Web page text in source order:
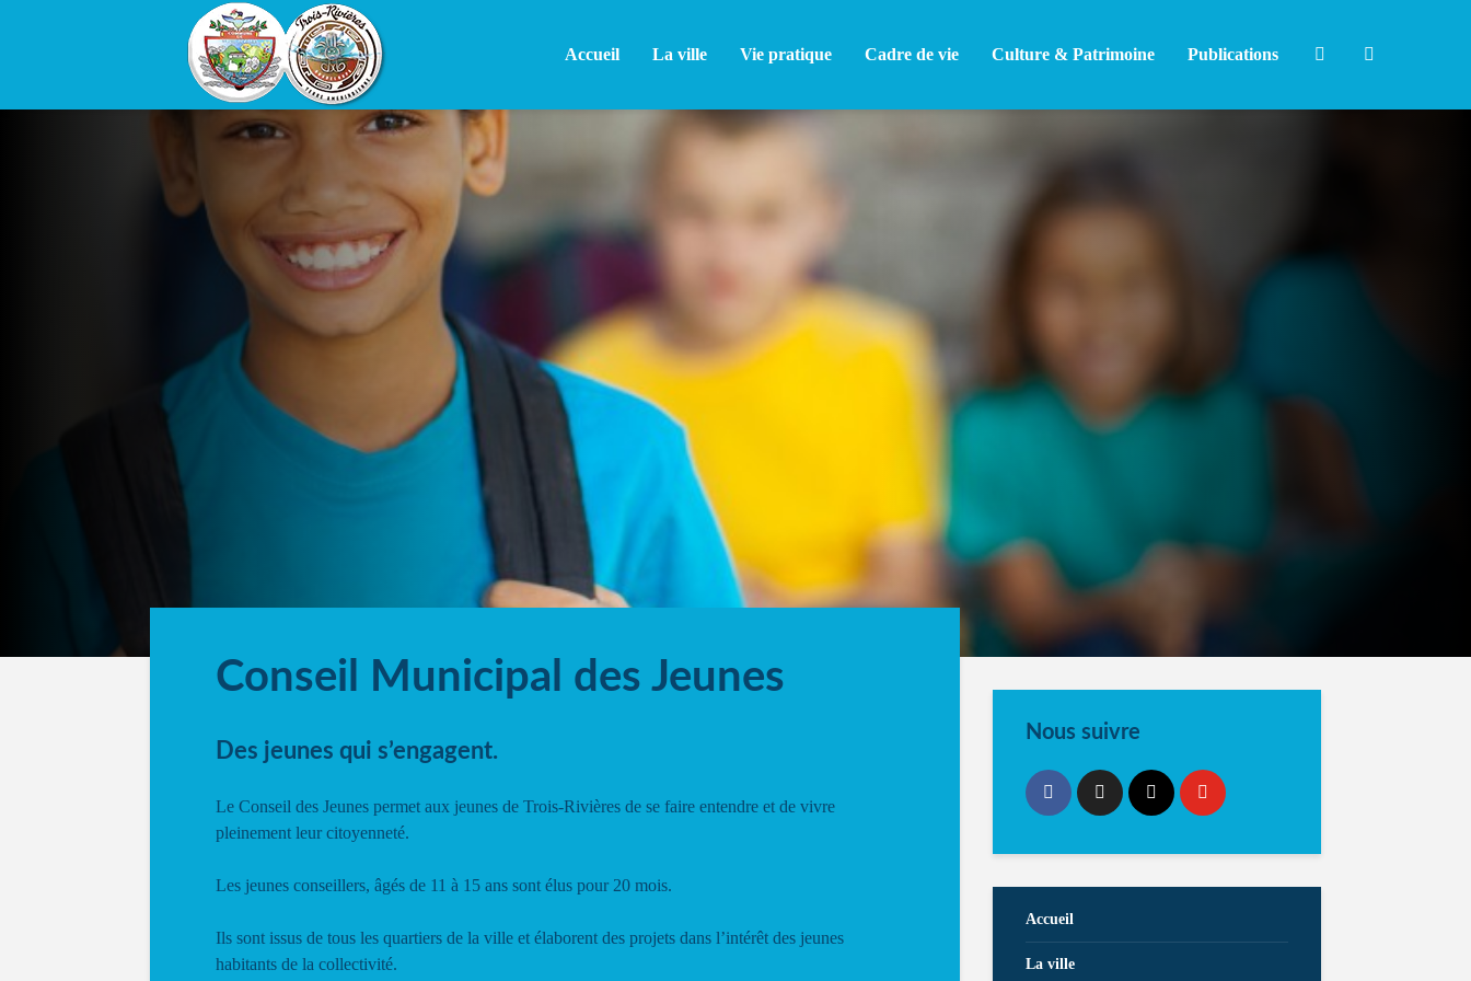
Accueil La ville Vie pratique Cadre de vie Culture & Patrimoine Publications
Conseil Municipal des Jeunes
Des jeunes qui s’engagent.
Le Conseil des Jeunes permet aux jeunes de Trois-Rivières de se faire entendre et de vivre
pleinement leur citoyenneté.
Les jeunes conseillers, âgés de 11 à 15 ans sont élus pour 20 mois.
Ils sont issus de tous les quartiers de la ville et élaborent des projets dans l’intérêt des jeunes
habitants de la collectivité.
Nous suivre
Accueil
La ville